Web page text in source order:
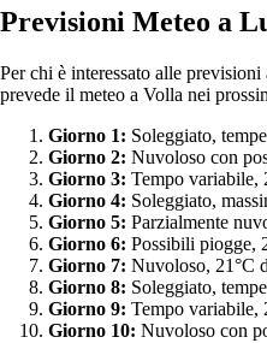
Previsioni Meteo a
Per chi è interessato alle
prevede il meteo a Volla nei
Giorno 1: Soleggiato,
Giorno 2: Nuvoloso con
Giorno 3: Tempo variabile,
Giorno 4: Soleggiato,
Giorno 5: Parzialmente
Giorno 6: Possibili piogge,
Giorno 7: Nuvoloso, 21°C
Giorno 8: Soleggiato,
Giorno 9: Tempo variabile,
Giorno 10: Nuvoloso con